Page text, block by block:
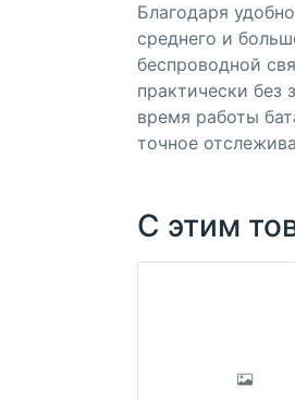
Благодаря
среднего и
беспроводной
практически без
время работы
точное
С этим